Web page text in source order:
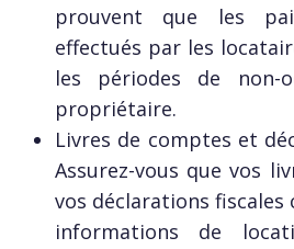
prouvent que les
effectués par les
les périodes de non-
propriétaire.
Livres de comptes et
Assurez-vous que vos
vos déclarations
informations de